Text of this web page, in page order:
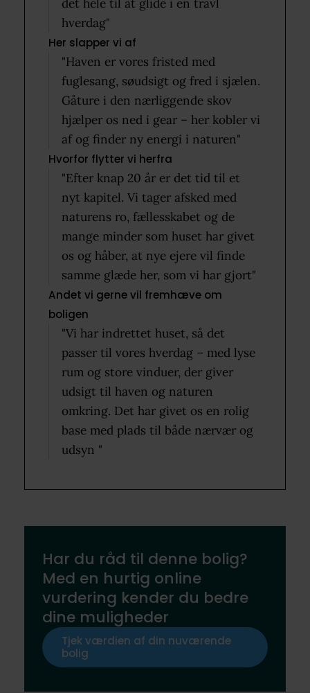
det hele til at glide i en travl
hverdag"
Her slapper vi af
"Haven er vores fristed med
fuglesang, søudsigt og fred i sjælen.
Gåture i den nærliggende skov
hjælper os ned i gear – her kobler vi
af og finder ny energi i naturen"
Hvorfor flytter vi herfra
"Efter knap 20 år er det tid til et
nyt kapitel. Vi tager afsked med
naturens ro, fællesskabet og de
mange minder som huset har givet
os og håber, at nye ejere vil finde
samme glæde her, som vi har gjort"
Andet vi gerne vil fremhæve om
boligen
"Vi har indrettet huset, så det
passer til vores hverdag – med lyse
rum og store vinduer, der giver
udsigt til haven og naturen
omkring. Det har givet os en rolig
base med plads til både nærvær og
udsyn "
Har du råd til denne bolig?
Med en hurtig online
vurdering kender du bedre
dine muligheder
Tjek værdien af din nuværende
bolig